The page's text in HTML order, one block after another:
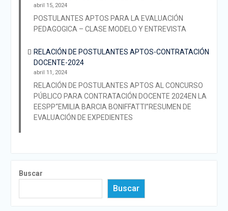
abril 15, 2024
POSTULANTES APTOS PARA LA EVALUACIÓN
PEDAGOGICA – CLASE MODELO Y ENTREVISTA
RELACIÓN DE POSTULANTES APTOS-CONTRATACIÓN
DOCENTE-2024
abril 11, 2024
RELACIÓN DE POSTULANTES APTOS AL CONCURSO
PÚBLICO PARA CONTRATACIÓN DOCENTE 2024EN LA
EESPP“EMILIA BARCIA BONIFFATTI”RESUMEN DE
EVALUACIÓN DE EXPEDIENTES
Buscar
Buscar